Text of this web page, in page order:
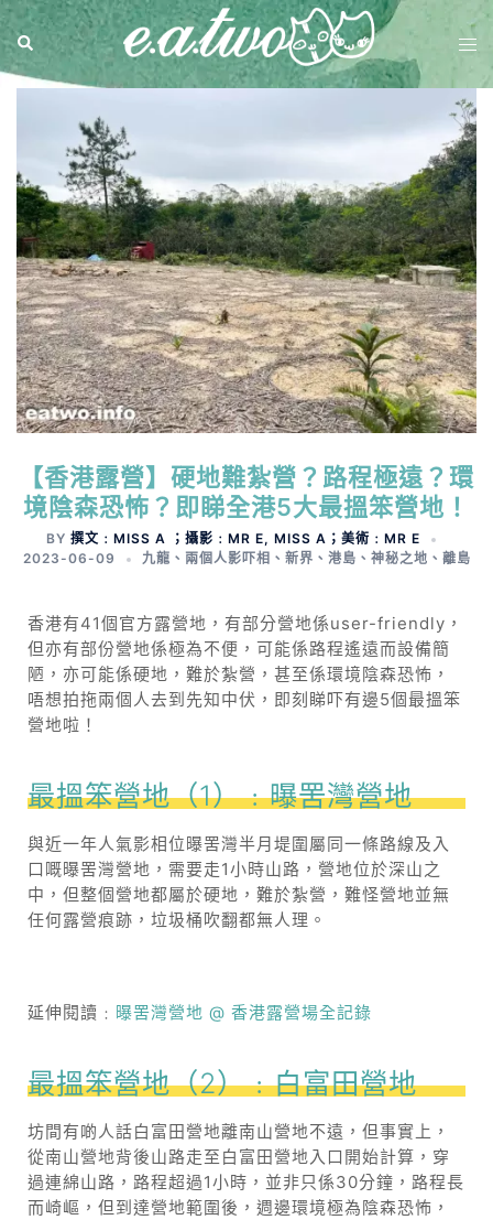
【香港露營】硬地難紮營？路程極遠？環
境陰森恐怖？即睇全港5大最搵笨營地！
BY 撰文﹕MISS A ；攝影﹕MR E, MISS A；美術﹕MR E
2023-06-09
九龍 、 兩個人影吓相 、 新界 、 港島 、 神秘之地 、 離島
香港有41個官方露營地，有部分營地係user-friendly，
但亦有部份營地係極為不便，可能係路程遙遠而設備簡
陋，亦可能係硬地，難於紮營，甚至係環境陰森恐怖，
唔想拍拖兩個人去到先知中伏，即刻睇吓有邊5個最搵笨
營地啦！
最搵笨營地（1）﹕曝罟灣營地
與近一年人氣影相位曝罟灣半月堤圍屬同一條路線及入
口嘅曝罟灣營地，需要走1小時山路，營地位於深山之
中，但整個營地都屬於硬地，難於紮營，難怪營地並無
任何露營痕跡，垃圾桶吹翻都無人理。
延伸閱讀﹕ 曝罟灣營地 @ 香港露營場全記錄
最搵笨營地（2）﹕白富田營地
坊間有啲人話白富田營地離南山營地不遠，但事實上，
從南山營地背後山路走至白富田營地入口開始計算，穿
過連綿山路，路程超過1小時，並非只係30分鐘，路程長
而崎嶇，但到達營地範圍後，週邊環境極為陰森恐怖，